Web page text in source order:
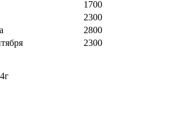
1700
2300
2800
2300